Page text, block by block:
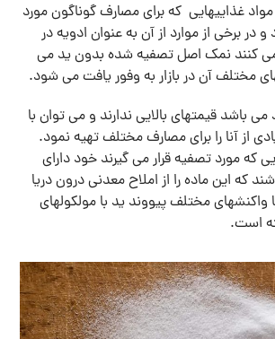
غذاییهایی که برای مصارف گوناگون مورد
و در برخی از موارد از آن به عنوان ادویه در
کنند نمک اصل تصفیه شده بدون ید می
مختلف آن در بازار به وفور یافت می شود.
می باشد قیمتهای بالایی ندارند و می توان با
از آنا را برای مصارف مختلف تهیه نمود.
که مورد تصفیه قرار می گیرند خود دارای
که این ماده را از املاح معدنی درون دریا
واکنشهای مختلف پیووند ید با مولکولهای
است.